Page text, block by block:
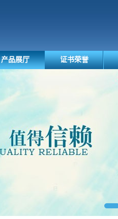
产品展厅 证书荣誉